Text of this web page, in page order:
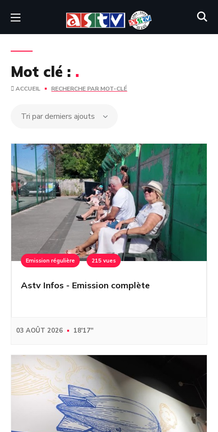
Mot clé : .
ACCUEIL RECHERCHE PAR MOT-CLÉ
Emission régulière 215 vues
Astv Infos - Emission complète
03 AOÛT 2026 18'17''